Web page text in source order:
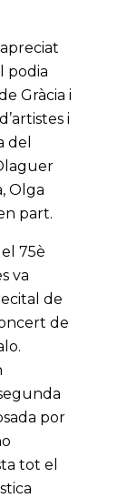
podia
Gràcia i
i
del
Olga
part.
75è
va
de
de
por
tot el